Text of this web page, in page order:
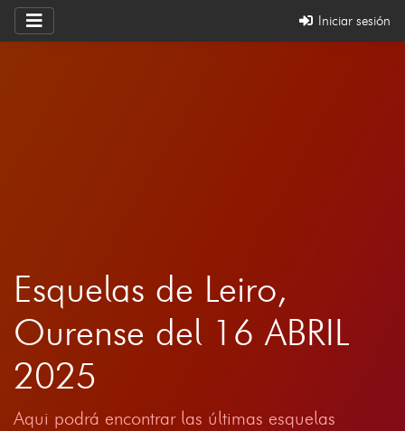
Iniciar sesión
Esquelas de Leiro,
Ourense del 16 ABRIL
2025
Aqui podrá encontrar las últimas esquelas